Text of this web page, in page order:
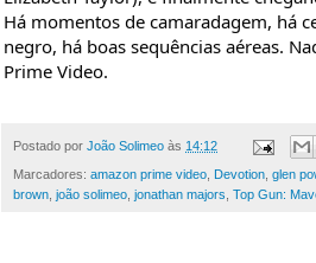
Há momentos de camaradagem, há
negro, há boas sequências aéreas.
Prime Video.
Postado por João Solimeo às 14:12
Marcadores: amazon prime video Devotion glen
brown joão solimeo jonathan majors Top Gun: